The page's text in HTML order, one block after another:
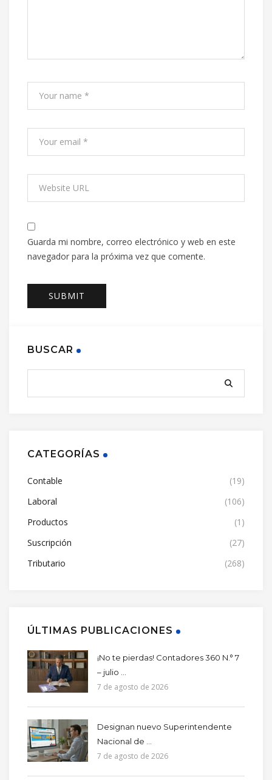
Guarda mi nombre, correo electrónico y web en este
navegador para la próxima vez que comente.
BUSCAR
CATEGORÍAS
Contable
(19)
Laboral
(106)
Productos
(1)
Suscripción
(27)
Tributario
(268)
ÚLTIMAS PUBLICACIONES
¡No te pierdas! Contadores 360 N.° 7
– julio ...
7 de agosto de 2026
Designan nuevo Superintendente
Nacional de ...
7 de agosto de 2026